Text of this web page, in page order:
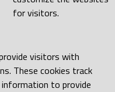
for visitors.
visitors with
These cookies track
to provide